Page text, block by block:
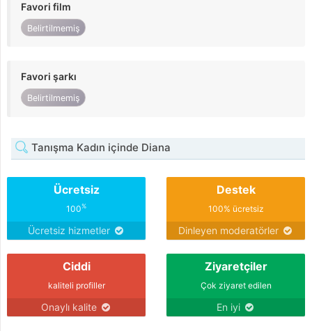
Favori film
Belirtilmemiş
Favori şarkı
Belirtilmemiş
Tanışma Kadın içinde Diana
Ücretsiz
100%
Ücretsiz hizmetler
Destek
100% ücretsiz
Dinleyen moderatörler
Ciddi
kaliteli profiller
Onaylı kalite
Ziyaretçiler
Çok ziyaret edilen
En iyi